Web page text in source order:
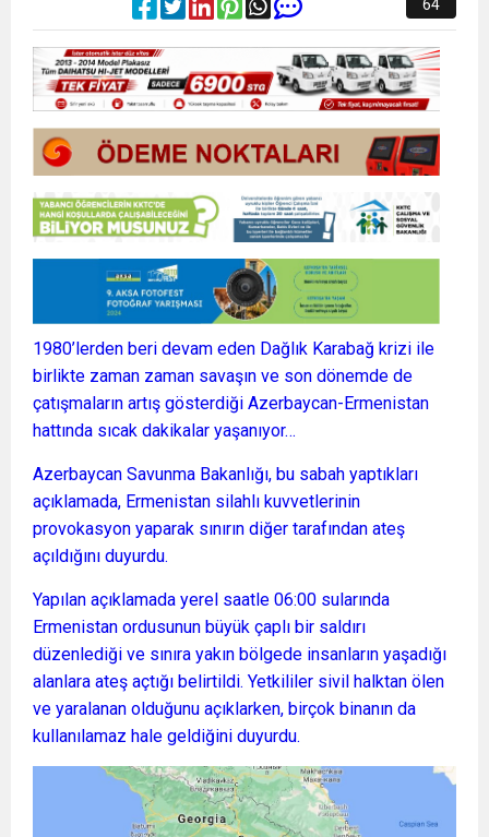
64
1980’lerden beri devam eden Dağlık Karabağ krizi ile
birlikte zaman zaman savaşın ve son dönemde de
çatışmaların artış gösterdiği Azerbaycan-Ermenistan
hattında sıcak dakikalar yaşanıyor…
Azerbaycan Savunma Bakanlığı, bu sabah yaptıkları
açıklamada, Ermenistan silahlı kuvvetlerinin
provokasyon yaparak sınırın diğer tarafından ateş
açıldığını duyurdu.
Yapılan açıklamada yerel saatle 06:00 sularında
Ermenistan ordusunun büyük çaplı bir saldırı
düzenlediği ve sınıra yakın bölgede insanların yaşadığı
alanlara ateş açtığı belirtildi. Yetkililer sivil halktan ölen
ve yaralanan olduğunu açıklarken, birçok binanın da
kullanılamaz hale geldiğini duyurdu.